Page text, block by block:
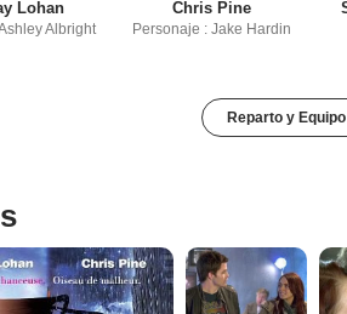
Lohan
Albright
Chris Pine
Personaje : Jake Hardin
Reparto y